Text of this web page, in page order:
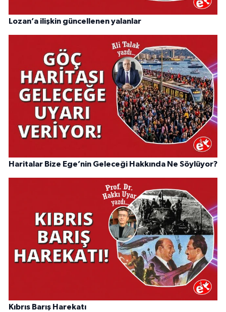
Lozan’a ilişkin güncellenen yalanlar
Haritalar Bize Ege’nin Geleceği Hakkında Ne Söylüyor?
Kıbrıs Barış Harekatı